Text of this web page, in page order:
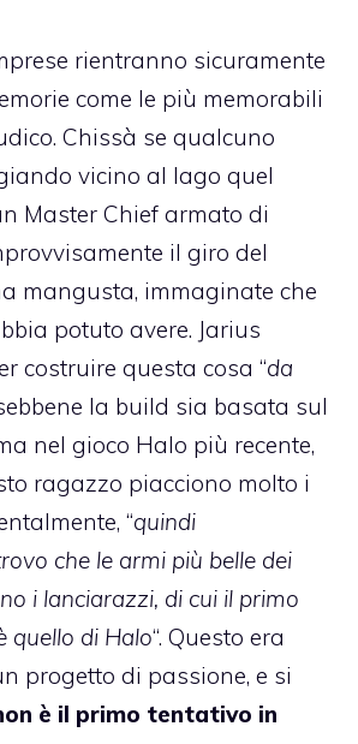
rientranno sicuramente
come le più memorabili
Chissà se qualcuno
vicino al lago quel
Master Chief armato di
il giro del
mangusta, immaginate che
potuto avere. Jarius
costruire questa cosa “da
la build sia basata sul
nel gioco Halo più recente,
ragazzo piacciono molto i
“quindi
che le armi più belle dei
i lanciarazzi, di cui il primo
quello di Halo“. Questo era
progetto di passione, e si
è il primo tentativo in